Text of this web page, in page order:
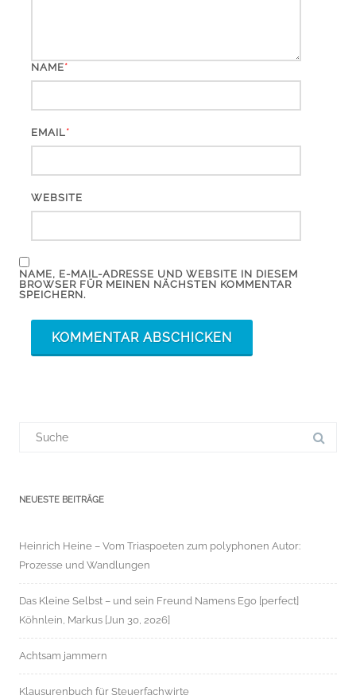
NAME*
EMAIL*
WEBSITE
NAME, E-MAIL-ADRESSE UND WEBSITE IN DIESEM
BROWSER FÜR MEINEN NÄCHSTEN KOMMENTAR
SPEICHERN.
NEUESTE BEITRÄGE
Heinrich Heine – Vom Triaspoeten zum polyphonen Autor:
Prozesse und Wandlungen
Das Kleine Selbst – und sein Freund Namens Ego [perfect]
Köhnlein, Markus [Jun 30, 2026]
Achtsam jammern
Klausurenbuch für Steuerfachwirte